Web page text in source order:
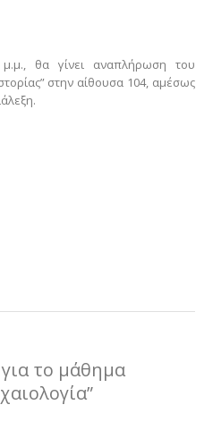
θα γίνει αναπλήρωση του
στην αίθουσα 104, αμέσως
το μάθημα